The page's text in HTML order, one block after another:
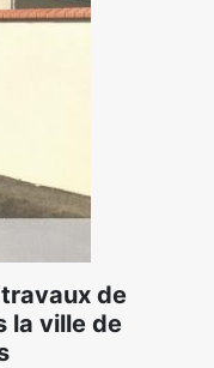
de
la ville de